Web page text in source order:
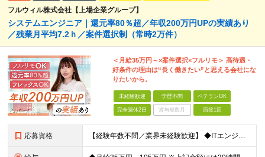
フルウィル株式会社【上場企業グループ】
システムエンジニア｜還元率80％超／年収200万円UPの実績あり
／残業月平均7.2ｈ／案件選択制（常時2万件）
＜月給35万円～×案件選択×フルリモ＞ 高待遇・
好条件の理由は“長く働きたい”と思える会社にな
りたいから。
未経験歓迎 学歴不問 ベテランOK
完全週休2日 賞与複数月 面接1回
応募資格 【経験年数不問／業界未経験歓迎】 ◆ITエンジニアとしての実務経験がある方 （開発・インフラ・テスト・ヘルプデスクなどジャンル不問） ※学歴不問 ※ブランクがある方、独学から実務経験をお持ちの方も大